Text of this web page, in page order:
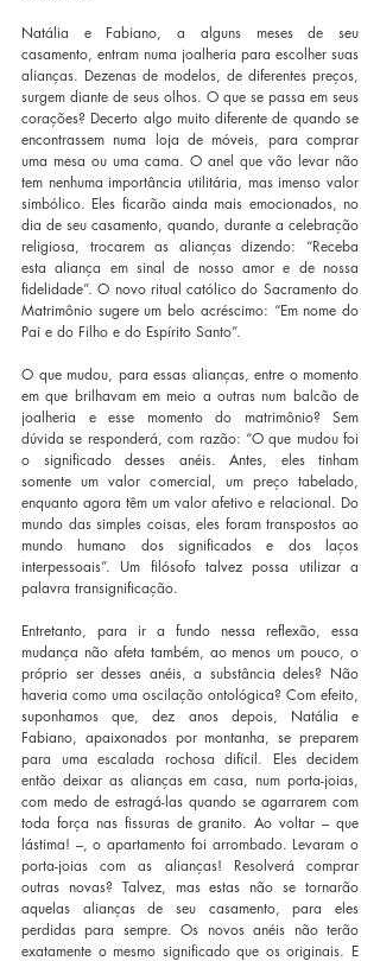
Natália e Fabiano, a alguns meses de seu
casamento, entram numa joalheria para escolher suas
alianças. Dezenas de modelos, de diferentes preços,
surgem diante de seus olhos. O que se passa em seus
corações? Decerto algo muito diferente de quando se
encontrassem numa loja de móveis, para comprar
uma mesa ou uma cama. O anel que vão levar não
tem nenhuma importância utilitária, mas imenso valor
simbólico. Eles ficarão ainda mais emocionados, no
dia de seu casamento, quando, durante a celebração
religiosa, trocarem as alianças dizendo: “Receba
esta aliança em sinal de nosso amor e de nossa
fidelidade”. O novo ritual católico do Sacramento do
Matrimônio sugere um belo acréscimo: “Em nome do
Pai e do Filho e do Espírito Santo”.
O que mudou, para essas alianças, entre o momento
em que brilhavam em meio a outras num balcão de
joalheria e esse momento do matrimônio? Sem
dúvida se responderá, com razão: “O que mudou foi
o significado desses anéis. Antes, eles tinham
somente um valor comercial, um preço tabelado,
enquanto agora têm um valor afetivo e relacional. Do
mundo das simples coisas, eles foram transpostos ao
mundo humano dos significados e dos laços
interpessoais”. Um filósofo talvez possa utilizar a
palavra transignificação.
Entretanto, para ir a fundo nessa reflexão, essa
mudança não afeta também, ao menos um pouco, o
próprio ser desses anéis, a substância deles? Não
haveria como uma oscilação ontológica? Com efeito,
suponhamos que, dez anos depois, Natália e
Fabiano, apaixonados por montanha, se preparem
para uma escalada rochosa difícil. Eles decidem
então deixar as alianças em casa, num porta-joias,
com medo de estragá-las quando se agarrarem com
toda força nas fissuras de granito. Ao voltar – que
lástima! –, o apartamento foi arrombado. Levaram o
porta-joias com as alianças! Resolverá comprar
outras novas? Talvez, mas estas não se tornarão
aquelas alianças de seu casamento, para eles
perdidas para sempre. Os novos anéis não terão
exatamente o mesmo significado que os originais. E